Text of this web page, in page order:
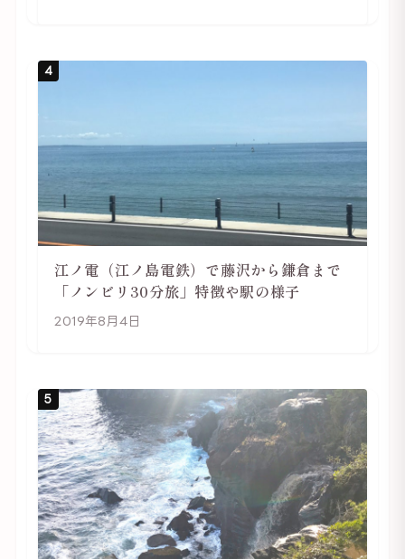
4
江ノ電（江ノ島電鉄）で藤沢から鎌倉まで
「ノンビリ30分旅」特徴や駅の様子
2019年8月4日
5